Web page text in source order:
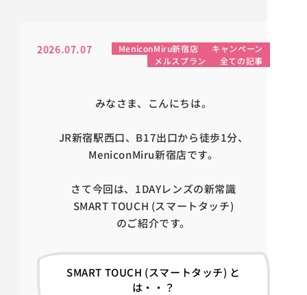
2026.07.07 MeniconMiru新宿店
キャンペーン
メルスプラン
全ての記事
みなさま、こんにちは。
JR新宿駅西口、B17出口から徒歩1分、
MeniconMiru新宿店です。
さて今回は、1DAYレンズの新常識
SMART TOUCH (スマートタッチ)
のご紹介です。
SMART TOUCH (スマートタッチ) と
は・・？